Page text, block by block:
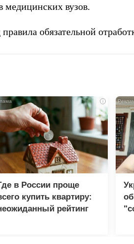
медицинских вузов.
правила обязательной
i
в России проще
купить квартиру:
рейтинг